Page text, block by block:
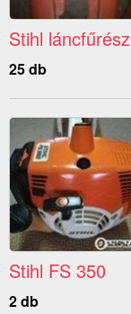
Stihl láncfűrész
25 db
Stihl FS 350
2 db